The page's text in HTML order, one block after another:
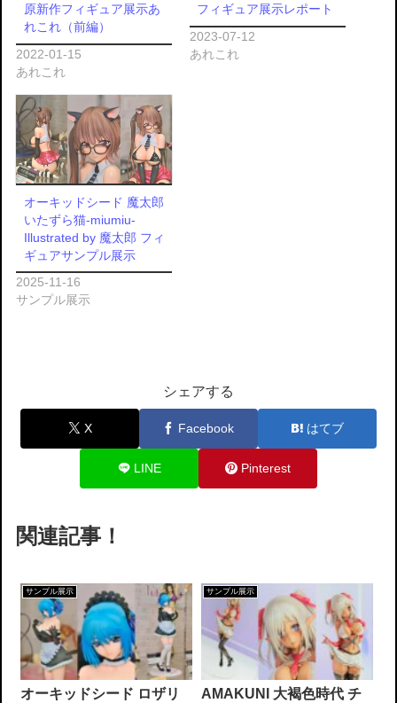
原新作フィギュア展示あ
れこれ（前編）
2022-01-15
あれこれ
フィギュア展示レポート
2023-07-12
あれこれ
オーキッドシード 魔太郎
いたずら猫-miumiu-
Illustrated by 魔太郎 フィ
ギュアサンプル展示
2025-11-16
サンプル展示
シェアする
X Facebook はてブ
LINE Pinterest
関連記事！
サンプル展示
オーキッドシード ロザリ
サンプル展示
AMAKUNI 大褐色時代 チ